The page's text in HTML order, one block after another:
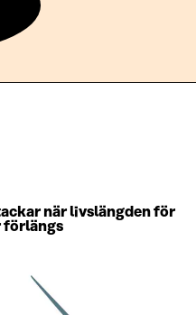
när livslängden för
förlängs